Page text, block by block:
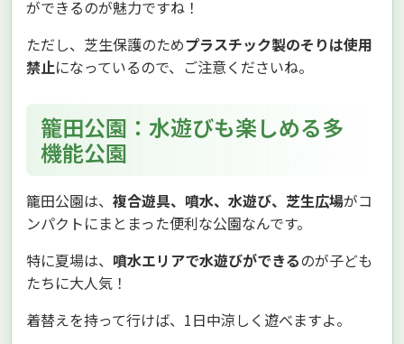
ができるのが魅力ですね！
ただし、芝生保護のためプラスチック製のそりは使用
禁止になっているので、ご注意くださいね。
籠田公園：水遊びも楽しめる多
機能公園
籠田公園は、 複合遊具、噴水、水遊び、芝生広場がコ
ンパクトにまとまった便利な公園なんです。
特に夏場は、 噴水エリアで水遊びができるのが子ども
たちに大人気！
着替えを持って行けば、1日中涼しく遊べますよ。